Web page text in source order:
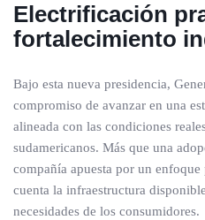
Electrificación
fortalecimiento
Bajo esta nueva presidencia,
compromiso de avanzar en una
alineada con las condiciones
sudamericanos. Más que una
compañía apuesta por un
cuenta la infraestructura
necesidades de los consumidores.